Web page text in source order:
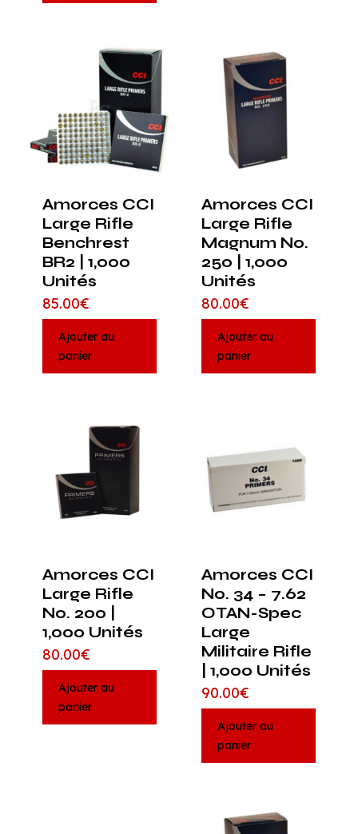
Amorces CCI
Large Rifle
Benchrest
BR2 | 1,000
Unités
85.00€
Ajouter au
panier
Amorces CCI
Large Rifle
Magnum No.
250 | 1,000
Unités
80.00€
Ajouter au
panier
Amorces CCI
Large Rifle
No. 200 |
1,000 Unités
80.00€
Ajouter au
panier
Amorces CCI
No. 34 – 7.62
OTAN-Spec
Large
Militaire Rifle
| 1,000 Unités
90.00€
Ajouter au
panier